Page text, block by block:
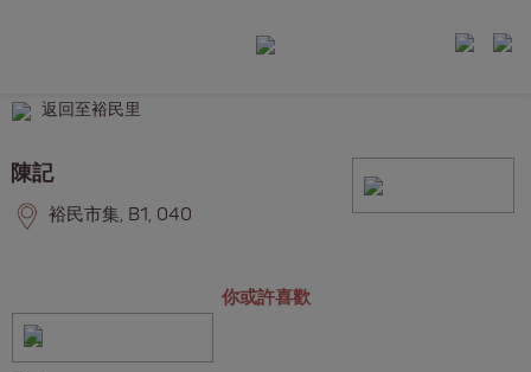
返回至裕民里
陳記
裕民市集, B1, 040
你或許喜歡